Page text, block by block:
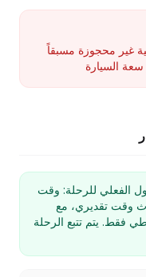
غير محجوزة مسبقاً
الفعلي للرحلة: وقت
وقت تقديري، مع
فقط. يتم تتبع الرحلة